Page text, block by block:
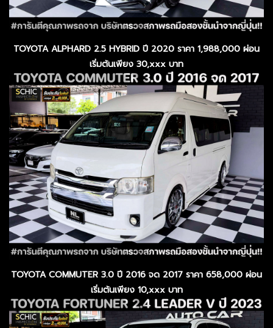
TOYOTA ALPHARD 2.5 HYBRID ปี 2020 ราคา 1,988,000 ผ่อน
เริ่มต้นเพียง 30,xxx บาท
TOYOTA COMMUTER 3.0 ปี 2016 จด 2017 ราคา 658,000 ผ่อน
เริ่มต้นเพียง 10,xxx บาท